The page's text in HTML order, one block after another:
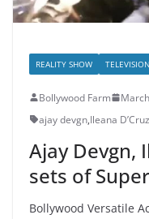
REALITY SHOW TELEVISION
Bollywood Farm
ajay devgn,Ileana D’Cruz
Ajay Devgn,
sets of
Bollywood Versatile